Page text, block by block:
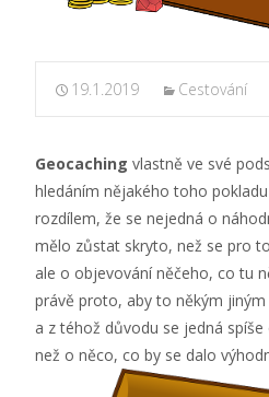
19.1.2019 Cestování
Geocaching vlastně ve své
hledáním nějakého toho
rozdílem, že se nejedná o
mělo zůstat skryto, než se pro
ale o objevování něčeho, co tu
právě proto, aby to někým
a z téhož důvodu se jedná
než o něco, co by se dalo